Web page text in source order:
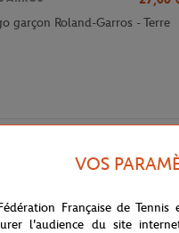
garçon Roland-Garros - Terre
VOS
Française de
l'audience du site